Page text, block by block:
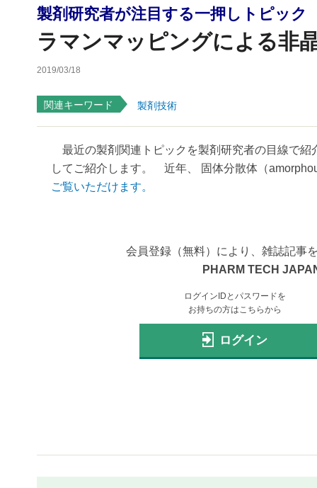
製剤研究者が注目する一押しトピック
ラマンマッピングによる非
2019/03/18
関連キーワード 製剤技術
最近の製剤関連トピックを製剤研究者の目線で紹
してご紹介します。 近年、 固体分散体（
ご覧いただけます。
会員登録（無料）により、雑誌記事
PHARM TECH
ログインIDとパスワードを
お持ちの方はこちらから
ログイン